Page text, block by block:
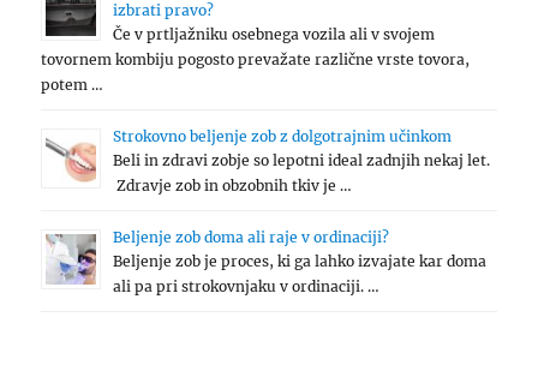
izbrati pravo?
Če v prtljažniku osebnega vozila ali v svojem
tovornem kombiju pogosto prevažate različne vrste tovora,
potem …
Strokovno beljenje zob z dolgotrajnim učinkom
Beli in zdravi zobje so lepotni ideal zadnjih nekaj let.
Zdravje zob in obzobnih tkiv je …
Beljenje zob doma ali raje v ordinaciji?
Beljenje zob je proces, ki ga lahko izvajate kar doma
ali pa pri strokovnjaku v ordinaciji. …